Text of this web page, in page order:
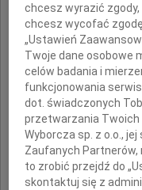
Z głębokim
chcesz wyrazić
chcesz wycofać
„Ustawień
Twoje dane osobowe
celów badania i
funkcjonowania
dot. świadczonych
przetwarzania
Wyborcza sp. z o.o., jej
Zaufanych
to zrobić przejdź do
skontaktuj się z